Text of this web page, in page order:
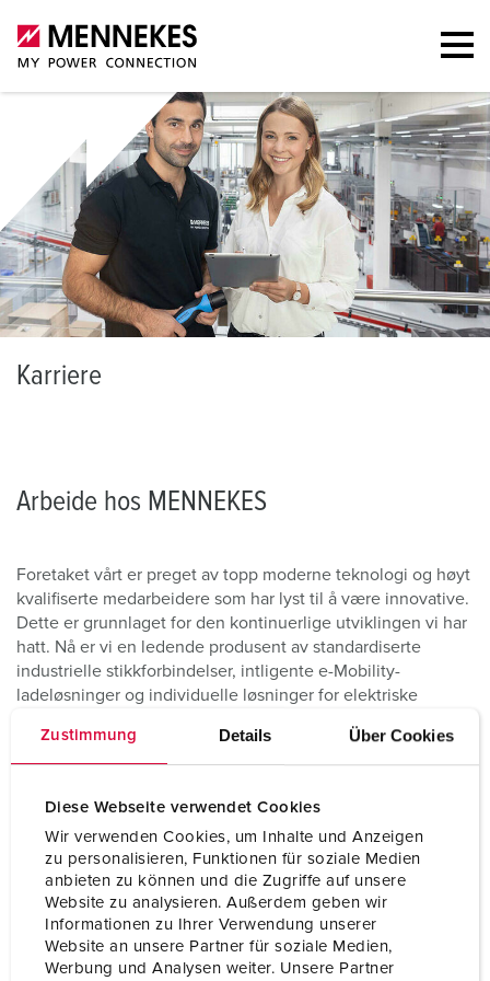
Zustimmung Details Über Cookies
Diese Webseite verwendet Cookies
Wir verwenden Cookies, um Inhalte und Anzeigen
zu personalisieren, Funktionen für soziale Medien
anbieten zu können und die Zugriffe auf unsere
Website zu analysieren. Außerdem geben wir
Informationen zu Ihrer Verwendung unserer
Website an unsere Partner für soziale Medien,
Werbung und Analysen weiter. Unsere Partner
Karriere
Arbeide hos MENNEKES
Foretaket vårt er preget av topp moderne teknologi og høyt
kvalifiserte medarbeidere som har lyst til å være innovative.
Dette er grunnlaget for den kontinuerlige utviklingen vi har
hatt. Nå er vi en ledende produsent av standardiserte
industrielle stikkforbindelser, intligente e-Mobility-
ladeløsninger og individuelle løsninger for elektriske